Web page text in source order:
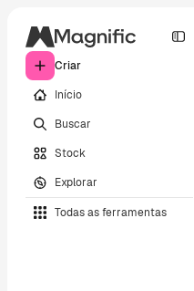
Criar
Início
Buscar
Stock
Explorar
Todas as ferramentas